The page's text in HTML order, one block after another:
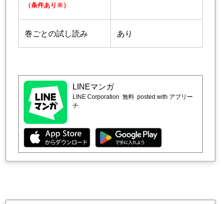
（条件あり※）
巻ごとの試し読み あり
LINEマンガ
LINE Corporation 無料 posted with アプリー
チ